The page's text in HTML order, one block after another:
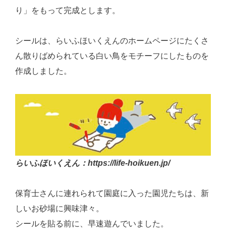
り」をもって完成とします。
シールは、らいふほいくえんのホームページにたくさ
ん散りばめられている白い鳥をモチーフにしたものを
作成しました。
らいふほいくえん：https://life-hoikuen.jp/
保育士さんに連れられて園庭に入った園児たちは、新
しいお砂場に興味津々。
シールを貼る前に、早速遊んでいました。